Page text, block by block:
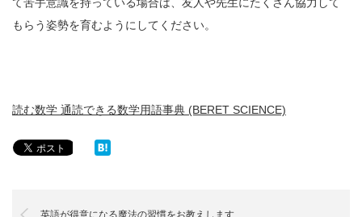
て苦手意識を持っている場合は、友人や先生にたくさん協力して
もらう姿勢を育むようにしてください。
読む数学 通読できる数学用語事典 (BERET SCIENCE)